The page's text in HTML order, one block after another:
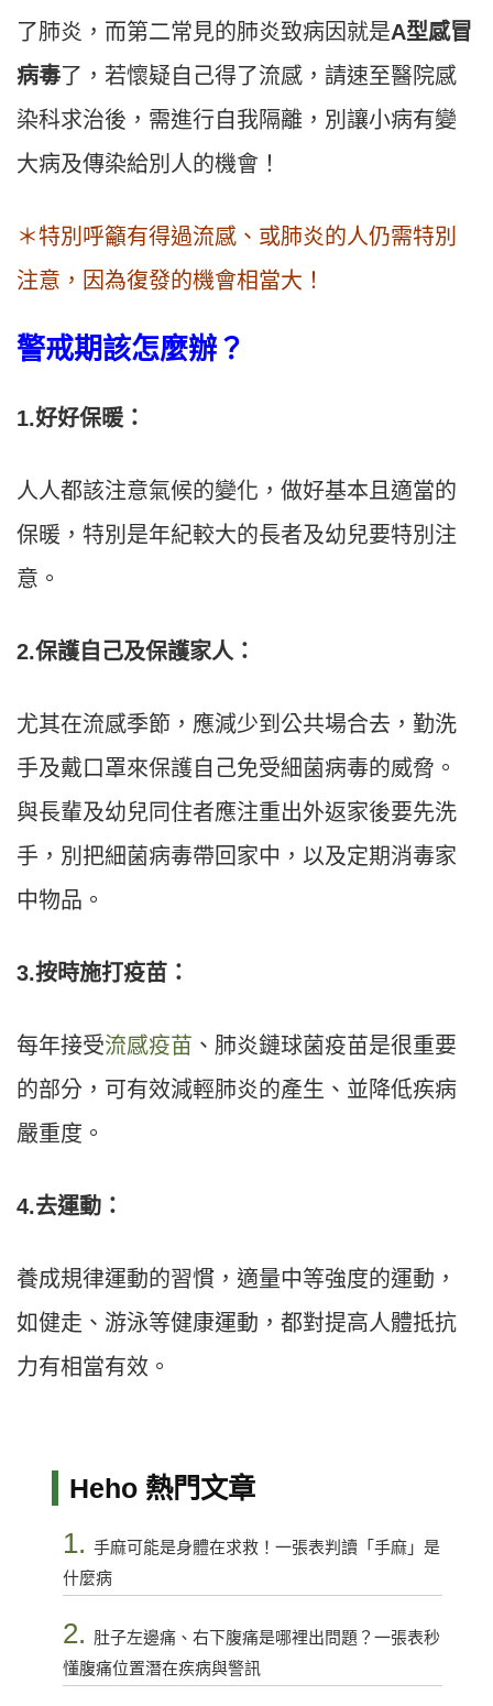
了肺炎，而第二常見的肺炎致病因就是A型感冒
病毒了，若懷疑自己得了流感，請速至醫院感
染科求治後，需進行自我隔離，別讓小病有變
大病及傳染給別人的機會！
＊特別呼籲有得過流感、或肺炎的人仍需特別
注意，因為復發的機會相當大！
警戒期該怎麼辦？
1.好好保暖：
人人都該注意氣候的變化，做好基本且適當的
保暖，特別是年紀較大的長者及幼兒要特別注
意。
2.保護自己及保護家人：
尤其在流感季節，應減少到公共場合去，勤洗
手及戴口罩來保護自己免受細菌病毒的威脅。
與長輩及幼兒同住者應注重出外返家後要先洗
手，別把細菌病毒帶回家中，以及定期消毒家
中物品。
3.按時施打疫苗：
每年接受流感疫苗 、肺炎鏈球菌疫苗是很重要
的部分，可有效減輕肺炎的產生、並降低疾病
嚴重度。
4.去運動：
養成規律運動的習慣，適量中等強度的運動，
如健走、游泳等健康運動，都對提高人體抵抗
力有相當有效。
Heho 熱門文章
1. 手麻可能是身體在求救！一張表判讀「手麻」是
什麼病
2. 肚子左邊痛、右下腹痛是哪裡出問題？一張表秒
懂腹痛位置潛在疾病與警訊